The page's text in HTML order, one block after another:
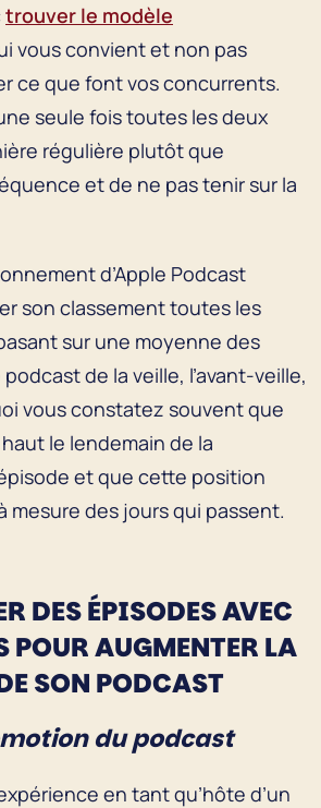
trouver le modèle
vous convient et non pas
ce que font vos concurrents.
seule fois toutes les deux
régulière plutôt que
et de ne pas tenir sur la
d’Apple Podcast
son classement toutes les
sur une moyenne des
de la veille, l’avant-veille,
vous constatez souvent que
le lendemain de la
et que cette position
mesure des jours qui passent.
DES ÉPISODES AVEC
POUR AUGMENTER LA
SON PODCAST
du podcast
en tant qu’hôte d’un